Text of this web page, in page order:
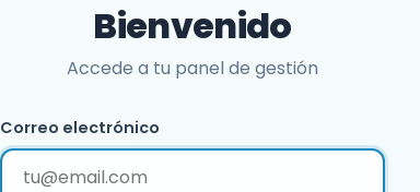
Bienvenido
Accede a tu panel de gestión
Correo electrónico